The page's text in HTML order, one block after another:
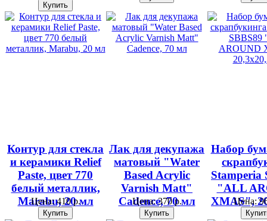
Контур для стекла
и керамики Relief
Paste, цвет 770
белый металлик,
Marabu, 20 мл
Цена:410 р.
Лак для декупажа
матовый "Water
Based Acrylic
Varnish Matt"
Cadence, 70 мл
Цена:370 р.
Набор
Stamperia
"ALL
XMAS",
см
Цена: